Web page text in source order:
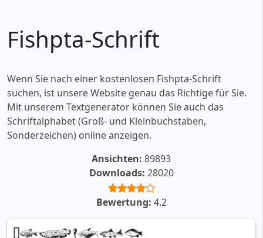
Fishpta-Schrift
Wenn Sie nach einer kostenlosen Fishpta-Schrift
suchen, ist unsere Website genau das Richtige für Sie.
Mit unserem Textgenerator können Sie auch das
Schriftalphabet (Groß- und Kleinbuchstaben,
Sonderzeichen) online anzeigen.
Ansichten: 89893
Downloads: 28020
Bewertung: 4.2